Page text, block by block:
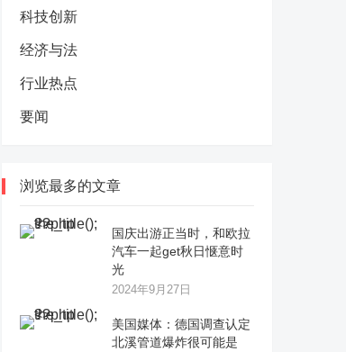
科技创新
经济与法
行业热点
要闻
浏览最多的文章
国庆出游正当时，和欧拉
汽车一起get秋日惬意时
光
2024年9月27日
美国媒体：德国调查认定
北溪管道爆炸很可能是